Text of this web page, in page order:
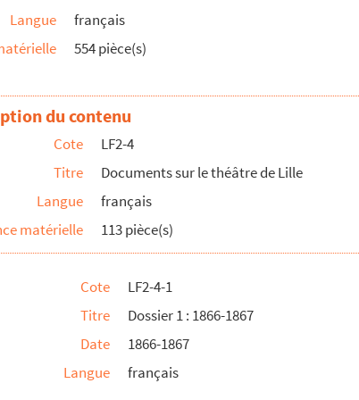
Langue
français
554 pièce(s)
du contenu
Cote
LF2-4
Titre
Documents sur le théâtre de Lille
Langue
français
matérielle
113 pièce(s)
Cote
LF2-4-1
Titre
Dossier 1 : 1866-1867
Date
1866-1867
Langue
français